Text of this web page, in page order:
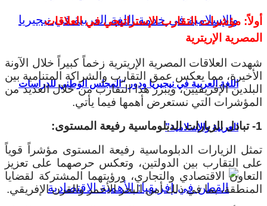
اللغة العربية في نيجيريا ودور “المجلس الوطني للدراسات
العربية والإسلامية”
أولاً: مؤشرات التقارب الإستراتيجي في العلاقات
المصرية الإريترية
شهدت العلاقات المصرية الإريترية زخماً كبيراً خلال الآونة
الأخيرة، مما يعكس عمق التقارب والشراكة المتنامية بين
البلدين الإفريقيين، ويبرز هذا التقارب من خلال العديد من
المؤشرات التي نستعرض أهمها فيما يأتي.
1- تبادل الزيارات الدبلوماسية رفيعة المستوى:
تمثل الزيارات الدبلوماسية رفيعة المستوى مؤشراً قوياً
على التقارب بين الدولتين، وتعكس حرصهما على تعزيز
التعاون الاقتصادي والتجاري، ورؤيتهما المشتركة لقضايا
المنطقة، بما في ذلك أمن البحر الأحمر والقرن الإفريقي.